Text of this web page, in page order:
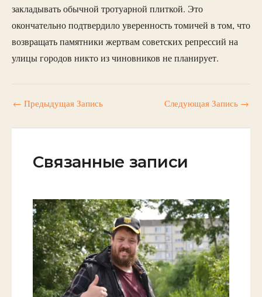
закладывать обычной тротуарной плиткой. Это
окончательно подтвердило уверенность томичей в том, что
возвращать памятники жертвам советских репрессий на
улицы городов никто из чиновников не планирует.
← Предыдущая Запись Следующая Запись →
Связанные записи